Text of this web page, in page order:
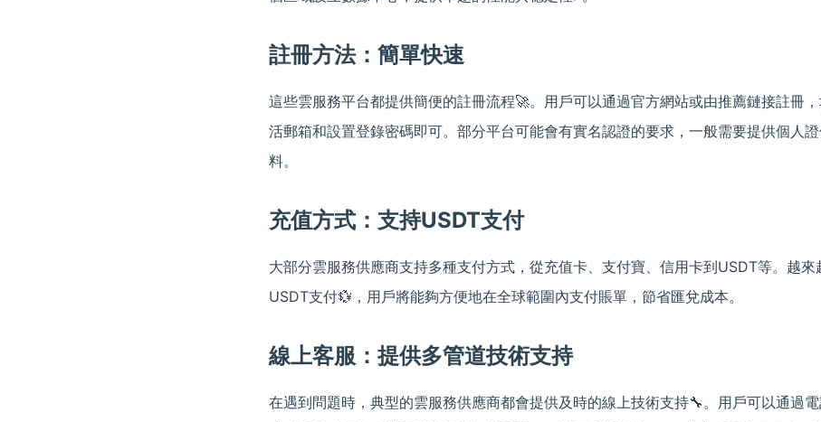
註冊方法：簡單快速
這些雲服務平台都提供簡便的註冊流程🚀。用戶可以通過官方網站或由推薦鏈接註冊
活郵箱和設置登錄密碼即可。部分平台可能會有實名認證的要求，一般需要提供個人
料。
充值方式：支持USDT支付
大部分雲服務供應商支持多種支付方式，從充值卡、支付寶、信用卡到USDT等。越來
USDT支付💱，用戶將能夠方便地在全球範圍內支付賬單，節省匯兌成本。
線上客服：提供多管道技術支持
在遇到問題時，典型的雲服務供應商都會提供及時的線上技術支持🔧。用戶可以通過